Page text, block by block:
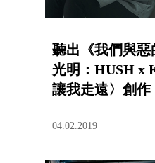
聽出《我們與
光明：HUSH x
讓我走遠〉創作
04.02.2019